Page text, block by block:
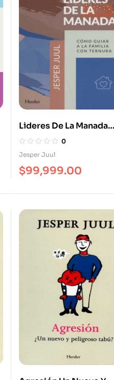
Lideres De La Manada
Como Guiar A La Familia
Con Ternura
0
Jesper Juul
$99,999.00